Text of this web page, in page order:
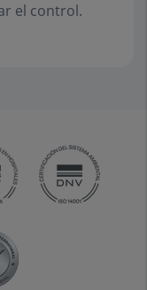
el control.